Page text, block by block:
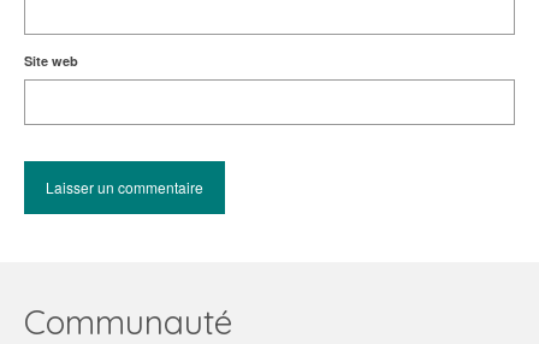
Site web
Communauté